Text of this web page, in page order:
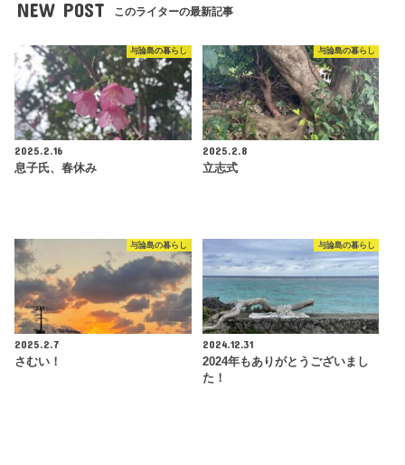
NEW POST このライターの最新記事
与論島の暮らし
2025.2.16
息子氏、春休み
与論島の暮らし
2025.2.8
立志式
与論島の暮らし
2025.2.7
さむい！
与論島の暮らし
2024.12.31
2024年もありがとうございまし
た！